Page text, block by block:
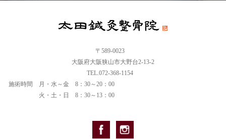
〒589-0023
大阪府大阪狭山市大野台2-13-2
TEL.072-368-1154
施術時間
月・水～金 8：30～20：00
火・土・日 8：30～13：00